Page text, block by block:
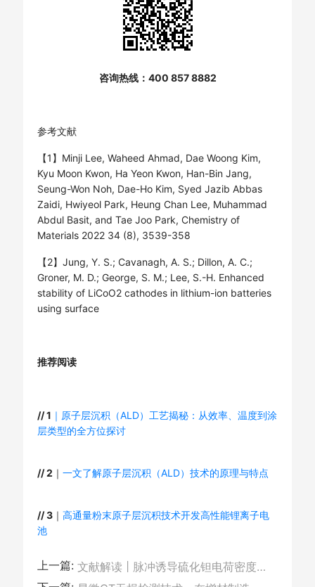
咨询热线：400 857 8882
参考文献
【1】Minji Lee, Waheed Ahmad, Dae Woong Kim,
Kyu Moon Kwon, Ha Yeon Kwon, Han-Bin Jang,
Seung-Won Noh, Dae-Ho Kim, Syed Jazib Abbas
Zaidi, Hwiyeol Park, Heung Chan Lee, Muhammad
Abdul Basit, and Tae Joo Park, Chemistry of
Materials 2022 34 (8), 3539-358
【2】Jung, Y. S.; Cavanagh, A. S.; Dillon, A. C.;
Groner, M. D.; George, S. M.; Lee, S.-H. Enhanced
stability of LiCoO2 cathodes in lithium-ion batteries
using surface
推荐阅读
// 1 ｜原子层沉积（ALD）工艺揭秘：从效率、温度到涂
层类型的全方位探讨
// 2 ｜ 一文了解原子层沉积（ALD）技术的原理与特点
// 3｜ 高通量粉末原子层沉积技术开发高性能锂离子电
池
上一篇:
文献解读 | 脉冲诱导硫化钽电荷密度波转变的原位冷冻STEM研究